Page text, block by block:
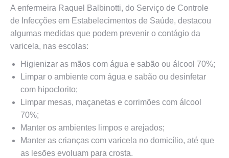
A enfermeira Raquel Balbinotti, do Serviço de Controle
de Infecções em Estabelecimentos de Saúde, destacou
algumas medidas que podem prevenir o contágio da
varicela, nas escolas:
Higienizar as mãos com água e sabão ou álcool 70%;
Limpar o ambiente com água e sabão ou desinfetar
com hipoclorito;
Limpar mesas, maçanetas e corrimões com álcool
70%;
Manter os ambientes limpos e arejados;
Manter as crianças com varicela no domicílio, até que
as lesões evoluam para crosta.